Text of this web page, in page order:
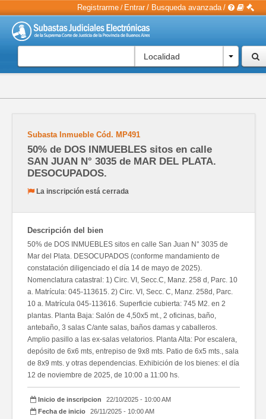
Registrarme / Entrar / Busqueda avanzada /
Localidad
Subasta Inmueble Cód. MP491
50% de DOS INMUEBLES sitos en calle
SAN JUAN N° 3035 de MAR DEL PLATA.
DESOCUPADOS.
La inscripción está cerrada
Descripción del bien
50% de DOS INMUEBLES sitos en calle San Juan N° 3035 de
Mar del Plata. DESOCUPADOS (conforme mandamiento de
constatación diligenciado el día 14 de mayo de 2025).
Nomenclatura catastral: 1) Circ. VI, Secc.C, Manz. 258 d, Parc. 10
a. Matrícula: 045-113615. 2) Circ. VI, Secc. C, Manz. 258d, Parc.
10 a. Matrícula 045-113616. Superficie cubierta: 745 M2. en 2
plantas. Planta Baja: Salón de 4,50x5 mt., 2 oficinas, baño,
antebaño, 3 salas C/ante salas, baños damas y caballeros.
Amplio pasillo a las ex-salas velatorios. Planta Alta: Por escalera,
depósito de 6x6 mts, entrepiso de 9x8 mts. Patio de 6x5 mts., sala
de 8x9 mts. y otras dependencias. Exhibición de los bienes: el día
12 de noviembre de 2025, de 10:00 a 11:00 hs.
Inicio de inscripcion
22/10/2025 - 10:00 AM
Fecha de inicio
26/11/2025 - 10:00 AM